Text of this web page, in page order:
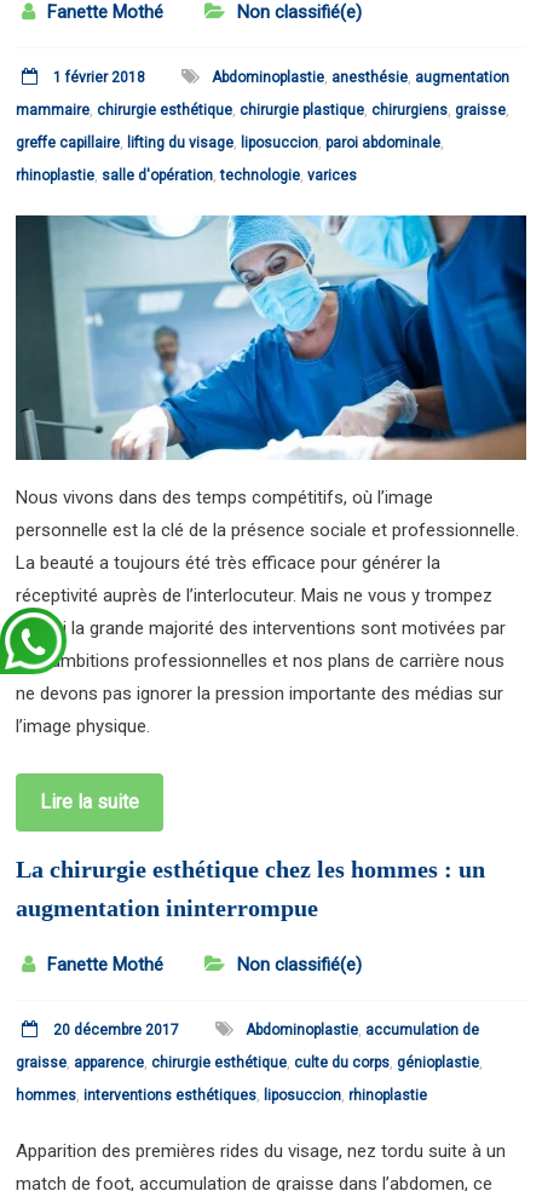
Fanette Mothé Non classifié(e)
1 février 2018 Abdominoplastie, anesthésie, augmentation
mammaire,chirurgie esthétique,chirurgie plastique,chirurgiens,graisse,
greffe capillaire, lifting du visage, liposuccion,paroi abdominale,
rhinoplastie, salle d'opération,technologie,varices
Nous vivons dans des temps compétitifs, où l’image
personnelle est la clé de la présence sociale et professionnelle.
La beauté a toujours été très efficace pour générer la
réceptivité auprès de l’interlocuteur. Mais ne vous y trompez
pas, si la grande majorité des interventions sont motivées par
nos ambitions professionnelles et nos plans de carrière nous
ne devons pas ignorer la pression importante des médias sur
l’image physique.
Lire la suite
La chirurgie esthétique chez les hommes : un
augmentation ininterrompue
Fanette Mothé Non classifié(e)
20 décembre 2017 Abdominoplastie, accumulation de
graisse, apparence,chirurgie esthétique,culte du corps,génioplastie,
hommes, interventions esthétiques, liposuccion,rhinoplastie
Apparition des premières rides du visage, nez tordu suite à un
match de foot, accumulation de graisse dans l’abdomen, ce